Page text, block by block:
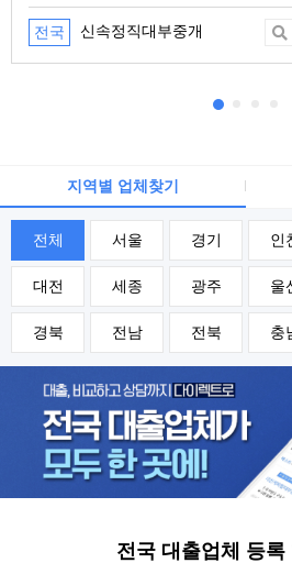
하기 전국 나이스대부중개
지역별 업체찾기
전체 서울 경기 인
대전 세종 광주 울
경북 전남 전북 충
전국 대출업체 등록